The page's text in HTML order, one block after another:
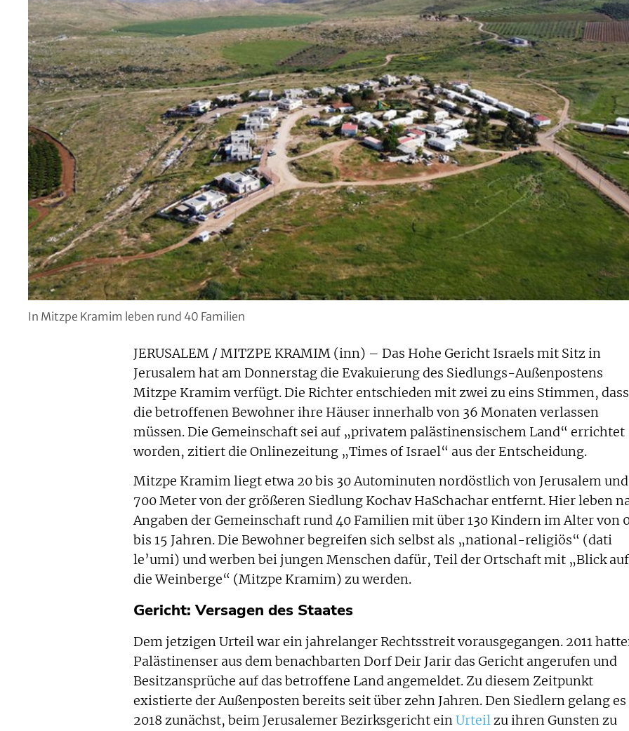
In Mitzpe Kramim leben rund 40 Familien
JERUSALEM / MITZPE KRAMIM (inn) – Das Hohe Gericht Israels mit Sitz in
Jerusalem hat am Donnerstag die Evakuierung des Siedlungs-Außenpostens
Mitzpe Kramim verfügt. Die Richter entschieden mit zwei zu eins Stimmen, dass
die betroffenen Bewohner ihre Häuser innerhalb von 36 Monaten verlassen
müssen. Die Gemeinschaft sei auf „privatem palästinensischem Land“ errichtet
worden, zitiert die Onlinezeitung „Times of Israel“ aus der Entscheidung.
Mitzpe Kramim liegt etwa 20 bis 30 Autominuten nordöstlich von Jerusalem und
700 Meter von der größeren Siedlung Kochav HaSchachar entfernt. Hier leben
Angaben der Gemeinschaft rund 40 Familien mit über 130 Kindern im Alter von
bis 15 Jahren. Die Bewohner begreifen sich selbst als „national-religiös“ (dati
le’umi) und werben bei jungen Menschen dafür, Teil der Ortschaft mit „Blick auf
die Weinberge“ (Mitzpe Kramim) zu werden.
Gericht: Versagen des Staates
Dem jetzigen Urteil war ein jahrelanger Rechtsstreit vorausgegangen. 2011
Palästinenser aus dem benachbarten Dorf Deir Jarir das Gericht angerufen und
Besitzansprüche auf das betroffene Land angemeldet. Zu diesem Zeitpunkt
existierte der Außenposten bereits seit über zehn Jahren. Den Siedlern gelang es
2018 zunächst, beim Jerusalemer Bezirksgericht einUrteilzu ihren Gunsten zu